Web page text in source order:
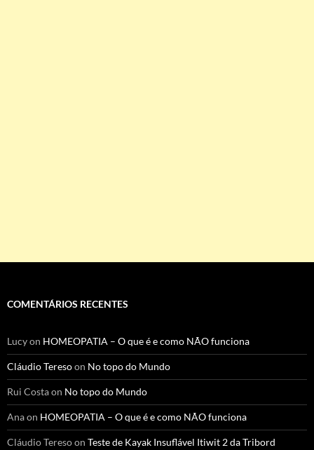
COMENTÁRIOS RECENTES
Lucyon HOMEOPATIA – O que é e como NÃO funciona
Cláudio Teresoon No topo do Mundo
Rui Costaon No topo do Mundo
Anaon HOMEOPATIA – O que é e como NÃO funciona
Cláudio Teresoon Teste de Kayak Insuflável Itiwit 2 da Tribord